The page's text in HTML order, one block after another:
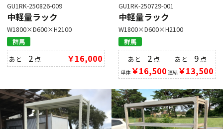
GU1RK-250826-009
中軽量ラック
W1800×D600×H2100
群馬
あと 2 点 ￥16,000
GU1RK-250729-001
中軽量ラック
W1800×D600×H2100
群馬
あと 2 点
単体 ￥16,500
あと 9点
連結￥13,500